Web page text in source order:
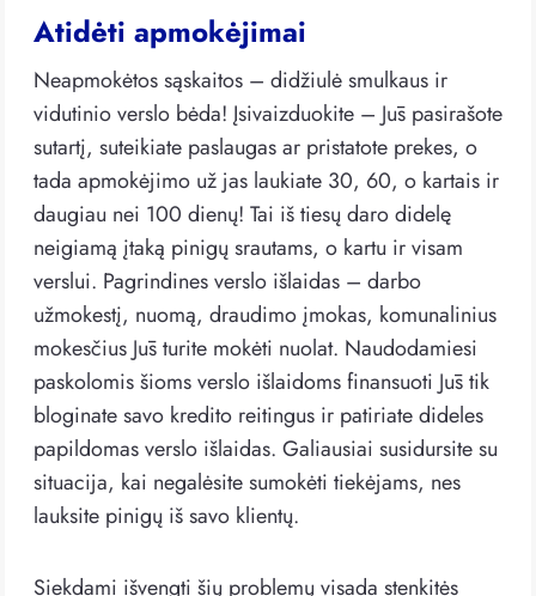
Atidėti apmokėjimai
Neapmokėtos sąskaitos – didžiulė smulkaus ir
vidutinio verslo bėda! Įsivaizduokite – Jūs pasirašote
sutartį, suteikiate paslaugas ar pristatote prekes, o
tada apmokėjimo už jas laukiate 30, 60, o kartais ir
daugiau nei 100 dienų! Tai iš tiesų daro didelę
neigiamą įtaką pinigų srautams, o kartu ir visam
verslui. Pagrindines verslo išlaidas – darbo
užmokestį, nuomą, draudimo įmokas, komunalinius
mokesčius Jūs turite mokėti nuolat. Naudodamiesi
paskolomis šioms verslo išlaidoms finansuoti Jūs tik
bloginate savo kredito reitingus ir patiriate dideles
papildomas verslo išlaidas. Galiausiai susidursite su
situacija, kai negalėsite sumokėti tiekėjams, nes
lauksite pinigų iš savo klientų.
Siekdami išvengti šių problemų visada stenkitės